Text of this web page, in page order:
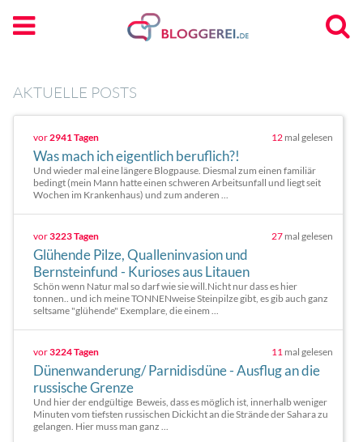
AKTUELLE POSTS
vor2941 Tagen 12 mal gelesen
Was mach ich eigentlich beruflich?!
Und wieder mal eine längere Blogpause. Diesmal zum einen familiär
bedingt (mein Mann hatte einen schweren Arbeitsunfall und liegt seit
Wochen im Krankenhaus) und zum anderen ...
vor3223 Tagen 27 mal gelesen
Glühende Pilze, Qualleninvasion und
Bernsteinfund - Kurioses aus Litauen
Schön wenn Natur mal so darf wie sie will.Nicht nur dass es hier
tonnen.. und ich meine TONNENweise Steinpilze gibt, es gib auch ganz
seltsame "glühende" Exemplare, die einem ...
vor3224 Tagen 11 mal gelesen
Dünenwanderung/ Parnidisdüne - Ausflug an die
russische Grenze
Und hier der endgültige Beweis, dass es möglich ist, innerhalb weniger
Minuten vom tiefsten russischen Dickicht an die Strände der Sahara zu
gelangen. Hier muss man ganz ...